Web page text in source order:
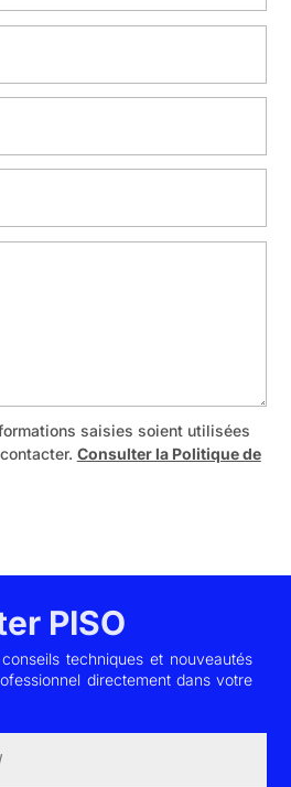
saisies soient utilisées
Consulter la Politique de
PISO
techniques et nouveautés
directement dans votre